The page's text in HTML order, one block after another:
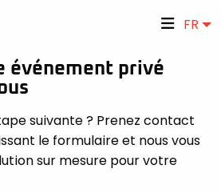
FR
événement privé
suivante ? Prenez contact
le formulaire et nous vous
sur mesure pour votre